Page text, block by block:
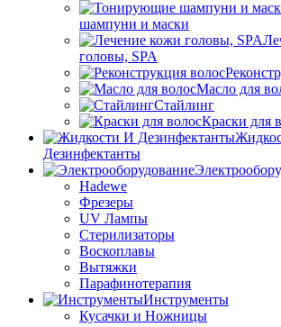
шампуни и маски
головы, SPA
Масло для
Стайлинг
Краски для
Дезинфектанты
Hadewe
Фрезеры
UV Лампы
Стерилизаторы
Воскоплавы
Вытяжки
Парафинотерапия
Инструменты
Кусачки и Ножницы